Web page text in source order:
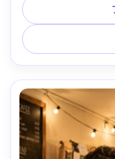
ライト、フォト